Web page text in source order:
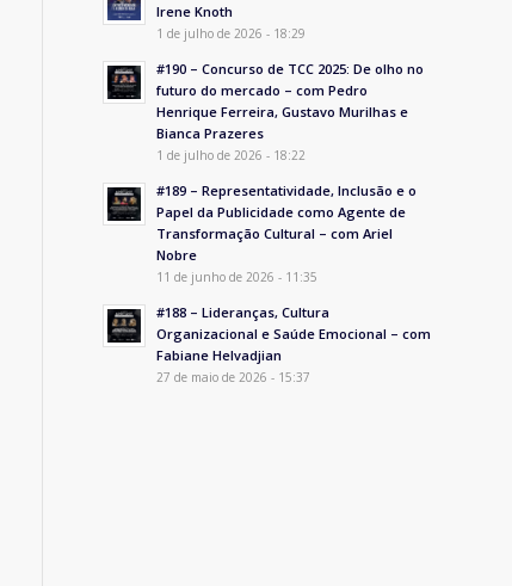
Irene Knoth
1 de julho de 2026 - 18:29
#190 – Concurso de TCC 2025: De olho no
futuro do mercado – com Pedro
Henrique Ferreira, Gustavo Murilhas e
Bianca Prazeres
1 de julho de 2026 - 18:22
#189 – Representatividade, Inclusão e o
Papel da Publicidade como Agente de
Transformação Cultural – com Ariel
Nobre
11 de junho de 2026 - 11:35
#188 – Lideranças, Cultura
Organizacional e Saúde Emocional – com
Fabiane Helvadjian
27 de maio de 2026 - 15:37